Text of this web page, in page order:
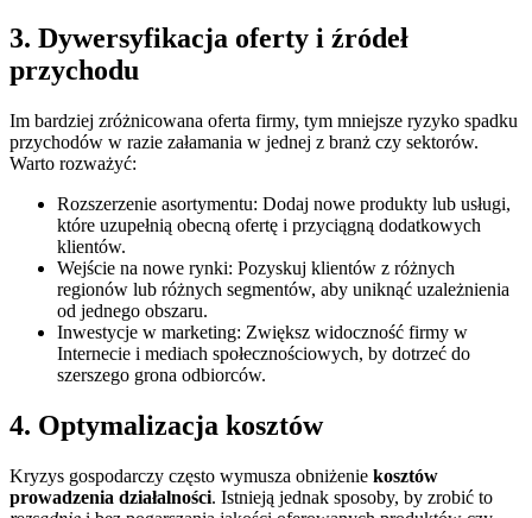
3. Dywersyfikacja oferty i źródeł
przychodu
Im bardziej zróżnicowana oferta firmy, tym mniejsze ryzyko spadku
przychodów w razie załamania w jednej z branż czy sektorów.
Warto rozważyć:
Rozszerzenie asortymentu: Dodaj nowe produkty lub usługi,
które uzupełnią obecną ofertę i przyciągną dodatkowych
klientów.
Wejście na nowe rynki: Pozyskuj klientów z różnych
regionów lub różnych segmentów, aby uniknąć uzależnienia
od jednego obszaru.
Inwestycje w marketing: Zwiększ widoczność firmy w
Internecie i mediach społecznościowych, by dotrzeć do
szerszego grona odbiorców.
4. Optymalizacja kosztów
Kryzys gospodarczy często wymusza obniżenie kosztów
prowadzenia działalności. Istnieją jednak sposoby, by zrobić to